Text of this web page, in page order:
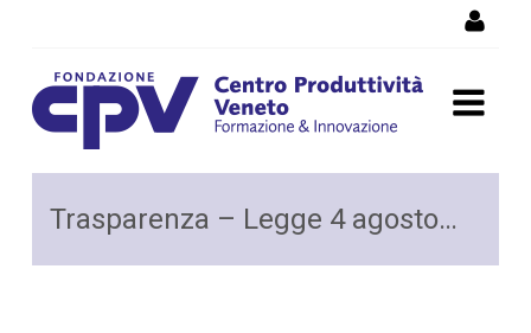
Amministrazione
Trasparente n124
Trasparenza – Legge 4 agosto 2017, n. 124